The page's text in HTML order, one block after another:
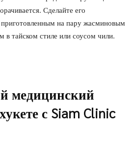
Сделайте его
на пару жасминовым
тайском стиле или соусом чили.
медицинский
с Siam Clinic